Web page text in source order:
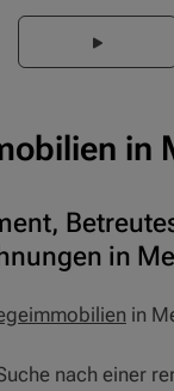
in
in
in
nach einer